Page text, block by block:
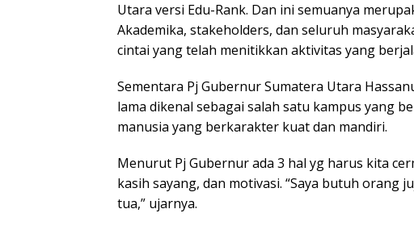
Utara versi Edu-Rank. Dan ini semuanya
Akademika, stakeholders, dan seluruh
cintai yang telah menitikkan aktivitas yang
Sementara Pj Gubernur Sumatera Utara
lama dikenal sebagai salah satu kampus yang
manusia yang berkarakter kuat dan mandiri.
Menurut Pj Gubernur ada 3 hal yg harus kita
kasih sayang, dan motivasi. “Saya butuh
tua,” ujarnya.